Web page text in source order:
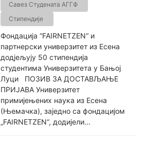
Савез Студената АГГФ
Стипендије
Фондација “FAIRNETZEN“ и
партнерски универзитет из Есена
додјељују 50 стипендија
студентима Универзитета у Бањој
Луци ПОЗИВ ЗА ДОСТАВЉАЊЕ
ПРИЈАВА Универзитет
примијењених наука из Есена
(Њемачка), заједно са фондацијом
„FAIRNETZEN“, додијели...